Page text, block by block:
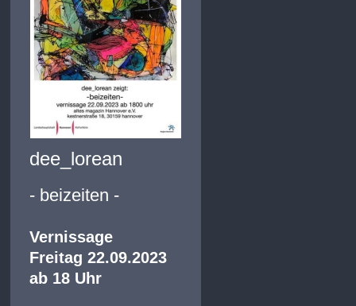
dee_lorean
- beizeiten -
Vernissage
Freitag 22.09.2023
ab 18 Uhr